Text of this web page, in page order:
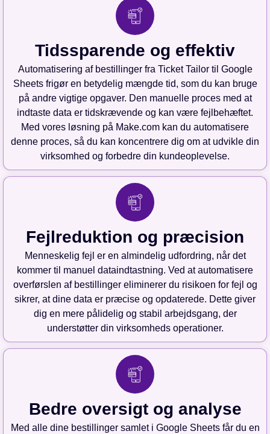
Tidssparende og effektiv
Automatisering af bestillinger fra Ticket Tailor til Google
Sheets frigør en betydelig mængde tid, som du kan bruge
på andre vigtige opgaver. Den manuelle proces med at
indtaste data er tidskrævende og kan være fejlbehæftet.
Med vores løsning på Make.com kan du automatisere
denne proces, så du kan koncentrere dig om at udvikle din
virksomhed og forbedre din kundeoplevelse.
Fejlreduktion og præcision
Menneskelig fejl er en almindelig udfordring, når det
kommer til manuel dataindtastning. Ved at automatisere
overførslen af bestillinger eliminerer du risikoen for fejl og
sikrer, at dine data er præcise og opdaterede. Dette giver
dig en mere pålidelig og stabil arbejdsgang, der
understøtter din virksomheds operationer.
Bedre oversigt og analyse
Med alle dine bestillinger samlet i Google Sheets får du en